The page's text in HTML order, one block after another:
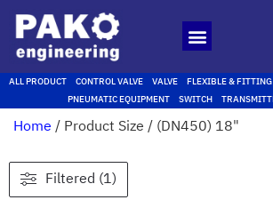
ALL PRODUCT CONTROL VALVE VALVE FLEXIBLE &
PNEUMATIC EQUIPMENT
SWITCH
Home/ Product Size / (DN450) 18"
Filtered (1)